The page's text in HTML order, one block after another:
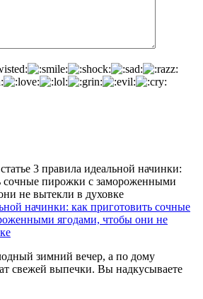
начинки: как приготовить сочные
ягодами, чтобы они не
зимний вечер, а по дому
свежей выпечки. Вы надкусываете